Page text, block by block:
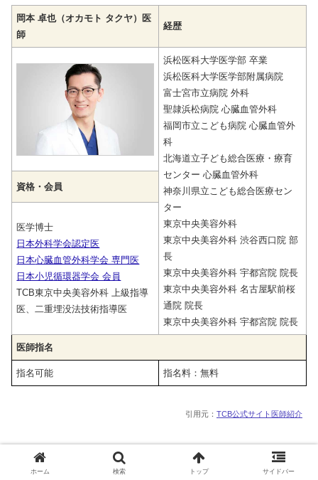
岡本 卓也（オカモト タクヤ）医
師
経歴
浜松医科大学医学部 卒業
浜松医科大学医学部附属病院
富士宮市立病院 外科
聖隷浜松病院 心臓血管外科
福岡市立こども病院 心臓血管外
科
北海道立子ども総合医療・療育
センター 心臓血管外科
神奈川県立こども総合医療セン
ター
東京中央美容外科
東京中央美容外科 渋谷西口院 部
長
東京中央美容外科 宇都宮院 院長
東京中央美容外科 名古屋駅前桜
通院 院長
東京中央美容外科 宇都宮院 院長
資格・会員
医学博士
日本外科学会認定医
日本心臓血管外科学会 専門医
日本小児循環器学会 会員
TCB東京中央美容外科 上級指導
医、二重埋没法技術指導医
医師指名
指名可能 指名料：無料
引用元： TCB公式サイト医師紹介
岡本先生は「施術のうまさ」だけでなく、
安全性と美的セ
ホーム 検索 トップ サイドバー